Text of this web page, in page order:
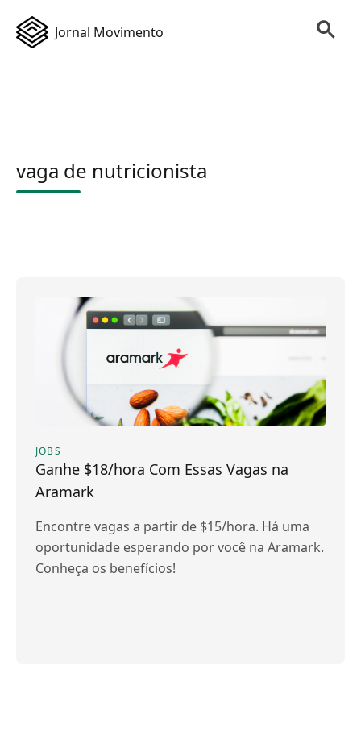
Jornal Movimento
vaga de nutricionista
JOBS
Ganhe $18/hora Com Essas Vagas na
Aramark
Encontre vagas a partir de $15/hora. Há uma
oportunidade esperando por você na Aramark.
Conheça os benefícios!